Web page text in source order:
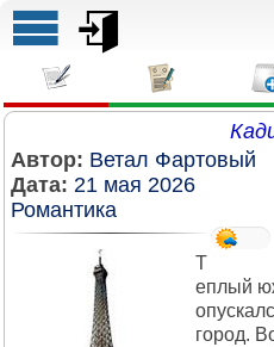
Автор: Ветал Фартовый
Дата: 21 мая 2026
Романтика
Т
еплый
город.